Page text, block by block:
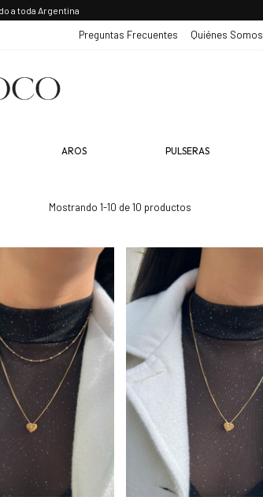
a toda Argentina
Preguntas Frecuentes Quiénes Somos
AROS PULSERAS
Mostrando 1-10 de 10 productos